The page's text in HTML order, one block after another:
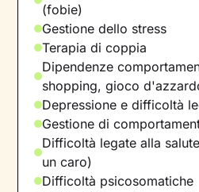
(fobie)
Gestione dello stress
Terapia di coppia
Dipendenze
shopping, gioco
Depressione e difficoltà
Gestione di
Difficoltà legate alla
un caro)
Difficoltà psicosomatiche